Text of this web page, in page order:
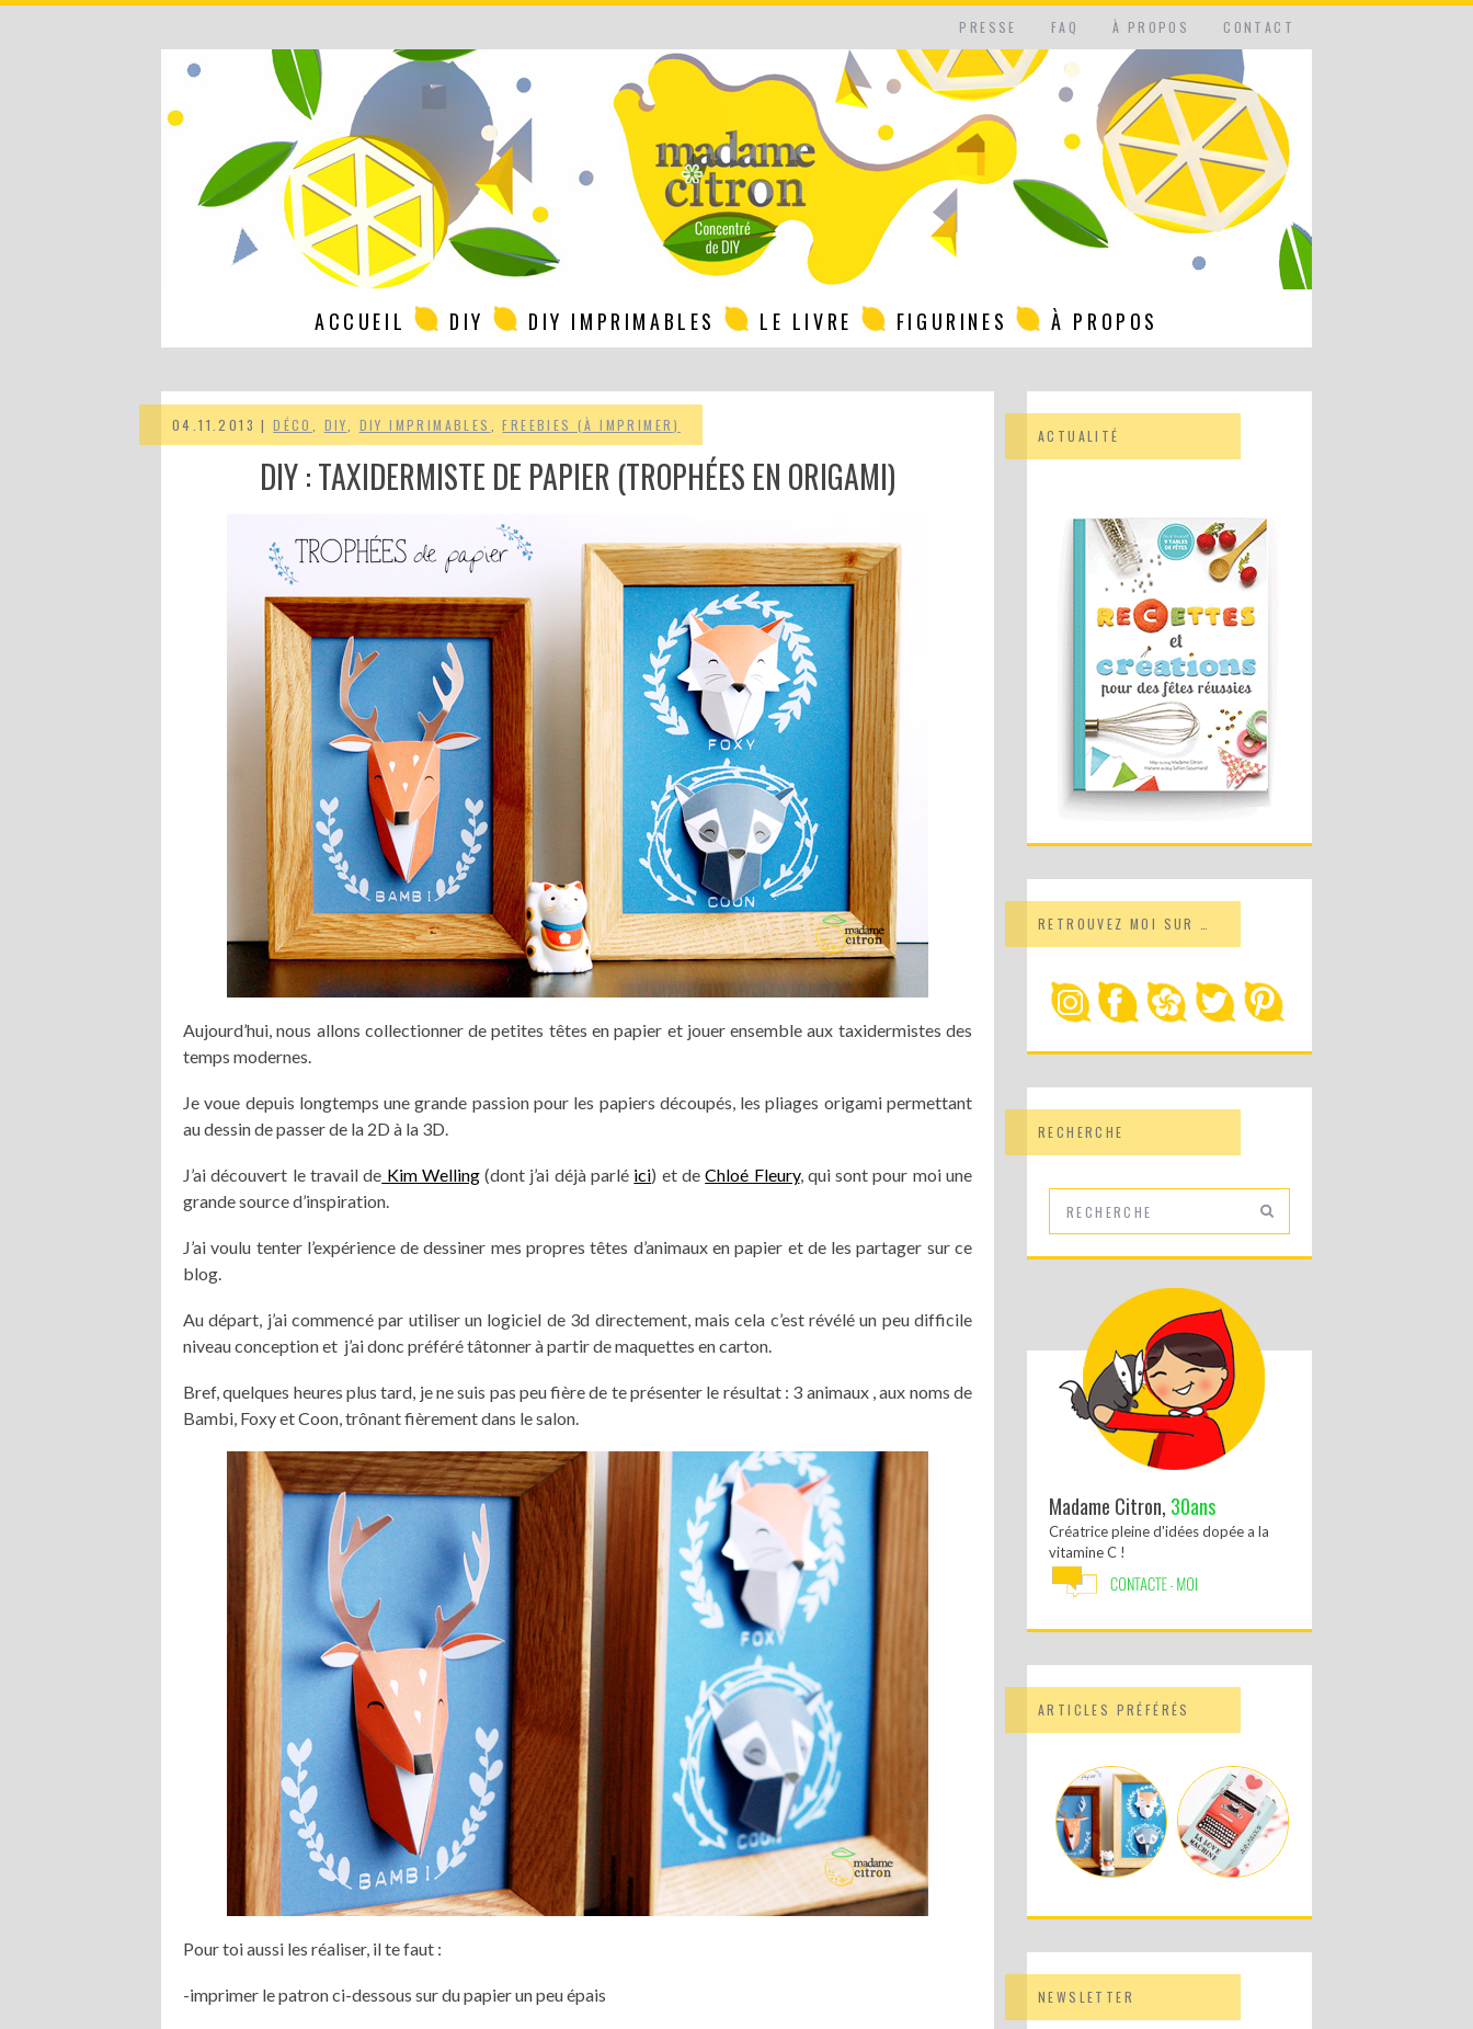
PRESSE FAQ À PROPOS CONTACT
ACCUEIL DIY DIY IMPRIMABLES LE LIVRE FIGURINES À PROPOS
04.11.2013 |DÉCO DIY DIY IMPRIMABLES ,FREEBIES (À IMPRIMER)
DIY : TAXIDERMISTE DE PAPIER (TROPHÉES EN ORIGAMI)
Aujourd’hui, nous allons collectionner de petites têtes en papier et jouer ensemble aux taxidermistes des
temps modernes.
Je voue depuis longtemps une grande passion pour les papiers découpés, les pliages origami permettant
au dessin de passer de la 2D à la 3D.
J’ai découvert le travail de Kim Welling(dont j’ai déjà parlé ici) et deChloé Fleury, qui sont pour moi une
grande source d’inspiration.
J’ai voulu tenter l’expérience de dessiner mes propres têtes d’animaux en papier et de les partager sur ce
blog.
Au départ, j’ai commencé par utiliser un logiciel de 3d directement, mais cela c’est révélé un peu difficile
niveau conception et j’ai donc préféré tâtonner à partir de maquettes en carton.
Bref, quelques heures plus tard, je ne suis pas peu fière de te présenter le résultat : 3 animaux , aux noms de
Bambi, Foxy et Coon, trônant fièrement dans le salon.
Pour toi aussi les réaliser, il te faut :
-imprimer le patron ci-dessous sur du papier un peu épais
ACTUALITÉ
RETROUVEZ MOI SUR …
RECHERCHE
Madame Citron, 30ans
Créatrice pleine d'idées dopée a la
vitamine C !
ARTICLES PRÉFÉRÉS
NEWSLETTER